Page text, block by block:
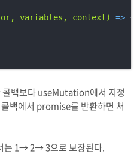
variables, context) => {
백보다 useMutation에서 지정
백에서 promise를 반환하면 처
는 1→ 2→ 3으로 보장된다.